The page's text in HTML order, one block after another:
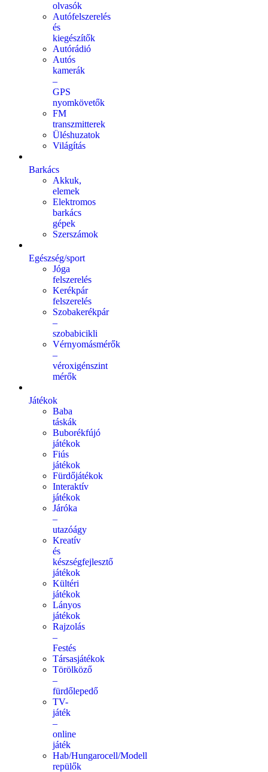
olvasók
Autófelszerelés
és
kiegészítők
Autórádió
Autós
kamerák
–
GPS
nyomkövetők
FM
transzmitterek
Üléshuzatok
Világítás
Barkács
Akkuk,
elemek
Elektromos
barkács
gépek
Szerszámok
Egészség/sport
Jóga
felszerelés
Kerékpár
felszerelés
Szobakerékpár
–
szobabicikli
Vérnyomásmérők
–
véroxigénszint
mérők
Játékok
Baba
táskák
Buborékfújó
játékok
Fiús
játékok
Fürdőjátékok
Interaktív
játékok
Járóka
–
utazóágy
Kreatív
és
készségfejlesztő
játékok
Kültéri
játékok
Lányos
játékok
Rajzolás
–
Festés
Társasjátékok
Törölköző
–
fürdőlepedő
TV-
játék
–
online
játék
Hab/Hungarocell/Modell
repülők